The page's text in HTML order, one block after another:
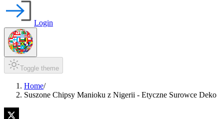
Login
Toggle theme
Home/
Suszone Chipsy Manioku z Nigerii - Etyczne Surowce Deko